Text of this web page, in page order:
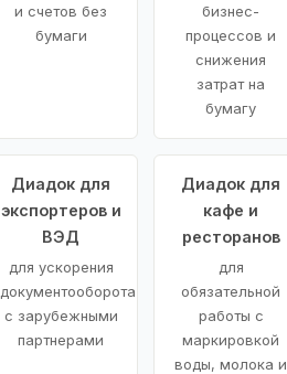
и счетов без
бумаги
бизнес-
процессов и
снижения
затрат на
бумагу
Диадок для
экспортеров и
ВЭД
для ускорения
документооборота
с зарубежными
партнерами
Диадок для
кафе и
ресторанов
для
обязательной
работы с
маркировкой
воды, молока и